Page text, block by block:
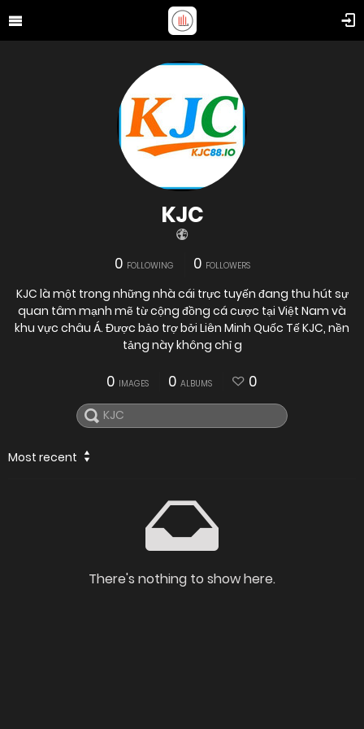
KJC
0 FOLLOWING 0 FOLLOWERS
KJC là một trong những nhà cái trực tuyến đang thu hút sự
quan tâm mạnh mẽ từ cộng đồng cá cược tại Việt Nam và
khu vực châu Á. Được bảo trợ bởi Liên Minh Quốc Tế KJC, nền
tảng này không chỉ g
0 IMAGES 0 ALBUMS 0
Most recent
There's nothing to show here.